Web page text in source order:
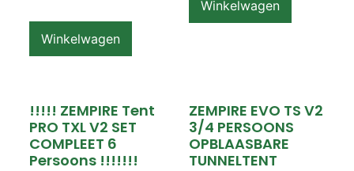
Winkelwagen
Winkelwagen
!!!!! ZEMPIRE Tent
PRO TXL V2 SET
COMPLEET 6
Persoons !!!!!!!
ZEMPIRE EVO TS V2
3/4 PERSOONS
OPBLAASBARE
TUNNELTENT